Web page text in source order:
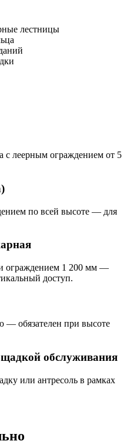
лестницы
с леерным ограждением от 5
по всей высоте — для
ограждением 1 200 мм —
доступ.
— обязателен при высоте
обслуживания
или антресоль в рамках